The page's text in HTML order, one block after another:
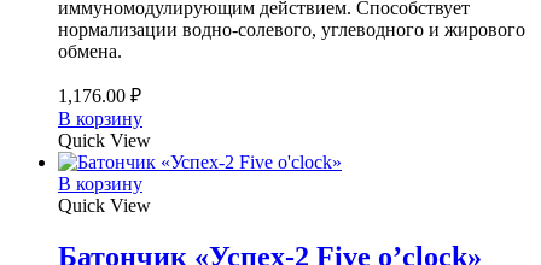
иммуномодулирующим действием. Способствует
нормализации водно-солевого, углеводного и жирового
обмена.
1,176.00 ₽
В корзину
Quick View
В корзину
Quick View
Батончик «Успех-2 Five o’clock»